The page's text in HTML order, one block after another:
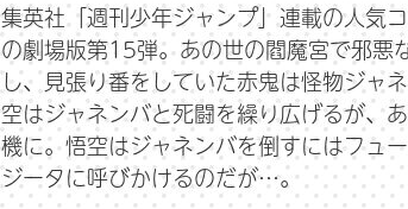
集英社「週刊少年ジャンプ」連載の人気
の劇場版第15弾。あの世の閻魔宮で邪悪
し、見張り番をしていた赤鬼は怪物ジャ
空はジャネンバと死闘を繰り広げるが、
機に。悟空はジャネンバを倒すにはフュ
ジータに呼びかけるのだが…。